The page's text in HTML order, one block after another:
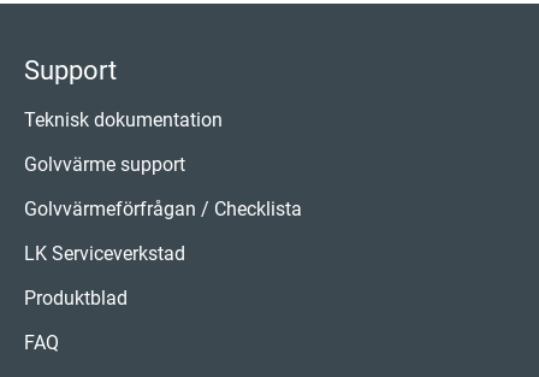
Support
Teknisk dokumentation
Golvvärme support
Golvvärmeförfrågan / Checklista
LK Serviceverkstad
Produktblad
FAQ